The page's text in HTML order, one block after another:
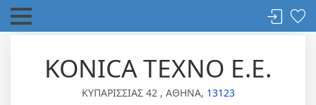
KONICA TEXNO Ε.Ε.
ΚΥΠΑΡΙΣΣΙΑΣ 42 , ΑΘΗΝΑ, 13123